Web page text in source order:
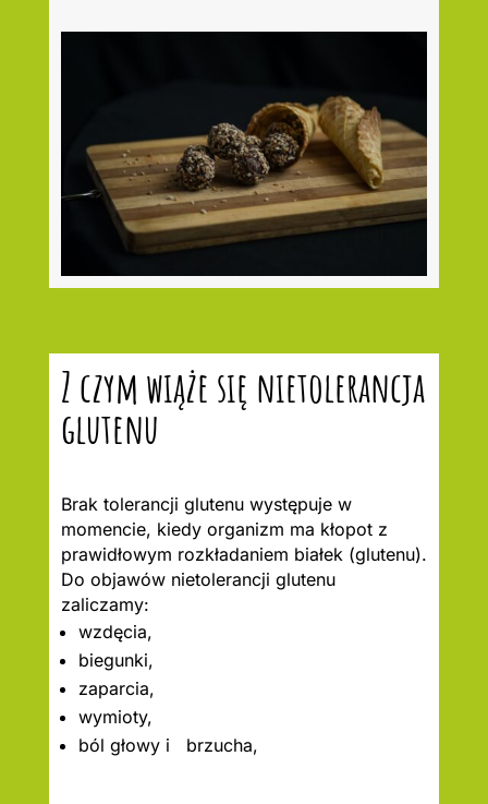
Z czym wiąże się nietolerancja
glutenu
Brak tolerancji glutenu występuje w
momencie, kiedy organizm ma kłopot z
prawidłowym rozkładaniem białek (glutenu).
Do objawów nietolerancji glutenu
zaliczamy:
wzdęcia,
biegunki,
zaparcia,
wymioty,
ból głowy i brzucha,